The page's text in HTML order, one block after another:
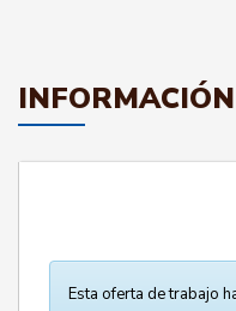
Esta oferta de trabajo